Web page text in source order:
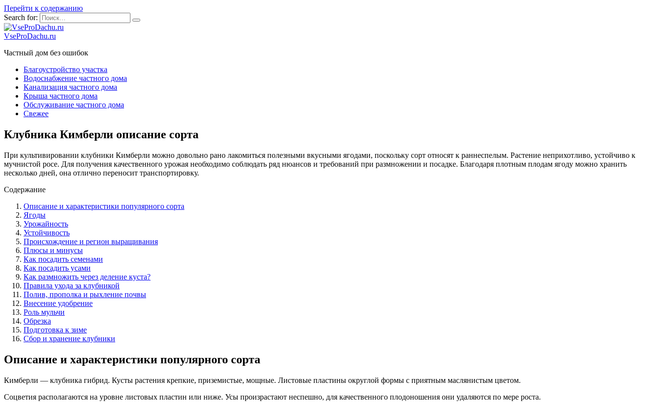
Перейти к содержанию
Search for:
VseProDachu.ru
Частный дом без ошибок
Благоустройство участка
Водоснабжение частного дома
Канализация частного дома
Крыша частного дома
Обслуживание частного дома
Свежее
Клубника Кимберли описание сорта
При культивировании клубники Кимберли можно довольно рано лакомиться полезными вкусными ягодами, поскольку сорт относят к раннеспелым. Растение неприхотливо, устойчиво к
мучнистой росе. Для получения качественного урожая необходимо соблюдать ряд нюансов и требований при размножении и посадке. Благодаря плотным плодам ягоду можно хранить
несколько дней, она отлично переносит транспортировку.
Содержание
Описание и характеристики популярного сорта
Ягоды
Урожайность
Устойчивость
Происхождение и регион выращивания
Плюсы и минусы
Как посадить семенами
Как посадить усами
Как размножить через деление куста?
Правила ухода за клубникой
Полив, прополка и рыхление почвы
Внесение удобрение
Роль мульчи
Обрезка
Подготовка к зиме
Сбор и хранение клубники
Описание и характеристики популярного сорта
Кимберли — клубника гибрид. Кусты растения крепкие, приземистые, мощные. Листовые пластины округлой формы с приятным маслянистым цветом.
Соцветия располагаются на уровне листовых пластин или ниже. Усы произрастают неспешно, для качественного плодоношения они удаляются по мере роста.